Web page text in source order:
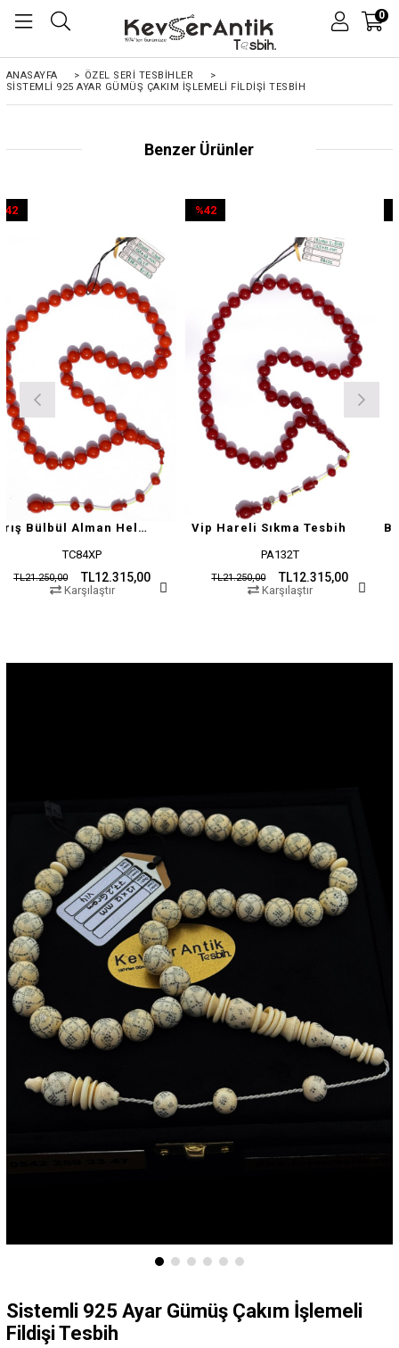
0
ANASAYFA > ÖZEL SERİ TESBİHLER
>
SISTEMLI 925 AYAR GÜMÜŞ ÇAKIM İŞLEMELI FILDIŞI TESBIH
Benzer Ürünler
Barış Bülbül Alman Helezon Hareli Sıkma Tesbih
TL12.315,00
Karşılaştır
Vip Hareli Sıkma Tesbih
TL12.315,00
%42İndirim
Karşılaştır
%42İndirim
Sistemli 925 Ayar Gümüş Çakım İşlemeli
Fildişi Tesbih